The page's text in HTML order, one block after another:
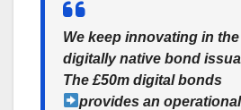
We keep innovating in
digitally native bond
The £50m digital bonds
provides an